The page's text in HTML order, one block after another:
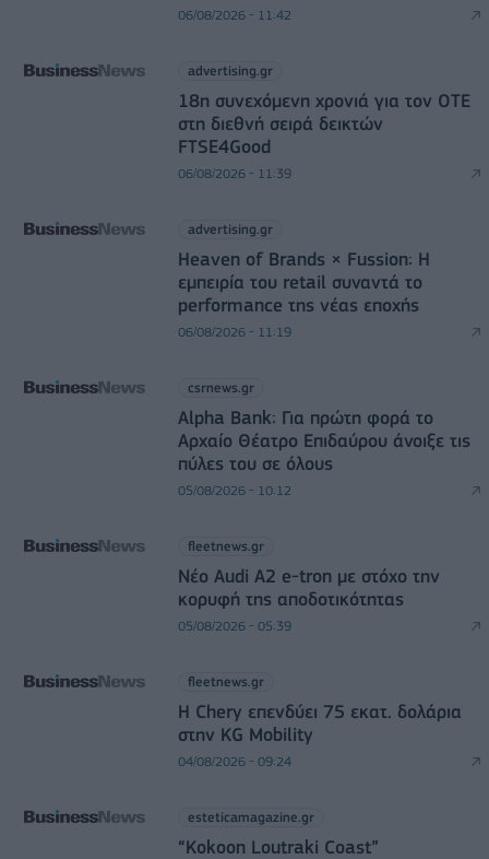
06/08/2026 - 11:42
advertising.gr
18η συνεχόμενη χρονιά για τον ΟΤΕ
στη διεθνή σειρά δεικτών
FTSE4Good
06/08/2026 - 11:39
advertising.gr
Heaven of Brands × Fussion: Η
εμπειρία του retail συναντά το
performance της νέας εποχής
06/08/2026 - 11:19
csrnews.gr
Alpha Bank: Για πρώτη φορά το
Αρχαίο Θέατρο Επιδαύρου άνοιξε τις
πύλες του σε όλους
05/08/2026 - 10:12
fleetnews.gr
Νέο Audi A2 e-tron με στόχο την
κορυφή της αποδοτικότητας
05/08/2026 - 05:39
fleetnews.gr
Η Chery επενδύει 75 εκατ. δολάρια
στην KG Mobility
04/08/2026 - 09:24
esteticamagazine.gr
“Kokoon Loutraki Coast”